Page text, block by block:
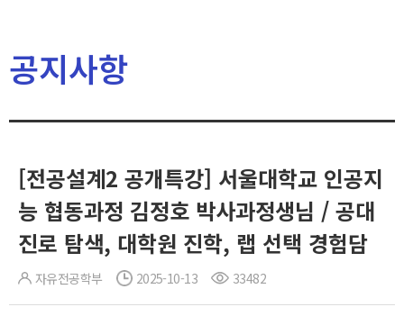
공지사항
[전공설계2 공개특강] 서울대학교 인공지
능 협동과정 김정호 박사과정생님 / 공대
진로 탐색, 대학원 진학, 랩 선택 경험담
자유전공학부 2025-10-13 33482